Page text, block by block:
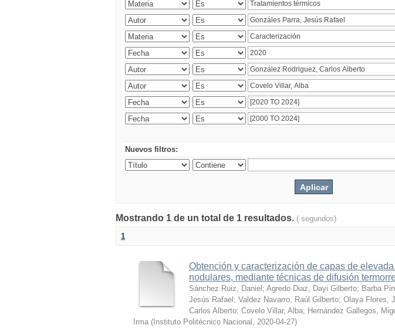
Nuevos filtros:
Mostrando 1 de un total de 1 resultados. ( segundos)
1
Obtención y caracterización de capas de
nodulares, mediante técnicas de difusión
Sánchez Ruiz, Daniel ; Agredo Diaz, Dayi Gilberto; Barba
Jesús Rafael ; Valdez Navarro, Raúl Gilberto; Olaya Flores,
Carlos Alberto; Covelo Villar, Alba; Hernández Gallegos,
Irma ( Instituto Politécnico Nacional , 2020-04-27)